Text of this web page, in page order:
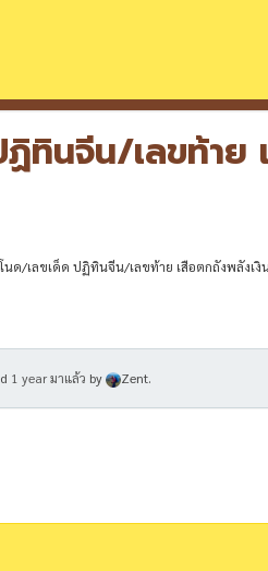
ทินจีน/เลขท้า
ด/เลขเด็ด ปฏิทินจีน/เลขท้าย เสือตกถังพลังเงิ
1 year มาแล้ว by Zent.